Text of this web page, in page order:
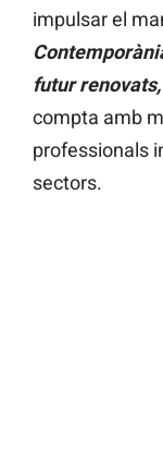
impulsar el
futur
compta amb
professionals
sectors.